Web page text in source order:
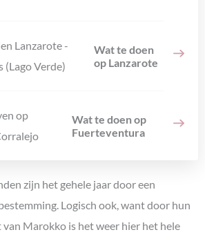
zijn het gehele jaar door een
Logisch ook, want door hun
van Marokko is het weer hier het hele
Wat te doen
op Lanzarote
Wat te doen op
Fuerteventura